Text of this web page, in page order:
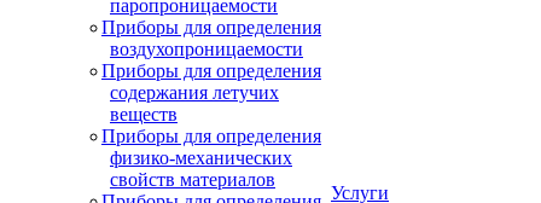
паропроницаемости
Приборы для определения
воздухопроницаемости
Приборы для определения
содержания летучих
веществ
Приборы для определения
физико-механических
свойств материалов
Услуги